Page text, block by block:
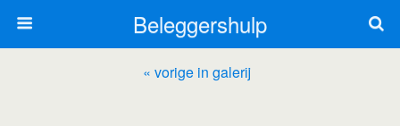
Beleggershulp
« vorige in galerij